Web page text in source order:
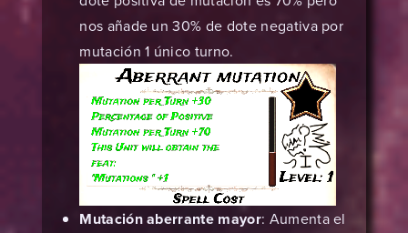
nos añade un 30% de dote negativa por
mutación 1 único turno.
Mutación aberrante mayor: Aumenta el